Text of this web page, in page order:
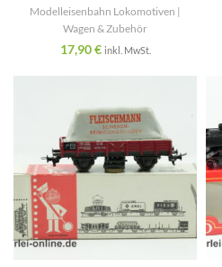
Modelleisenbahn Lokomotiven |
Wagen & Zubehör
17,90€ inkl. MwSt.